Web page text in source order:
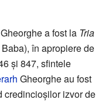
a fost la Tria
în apropiere de
și 847, sfintele
Gheorghe au fost
credincioșilor izvor de